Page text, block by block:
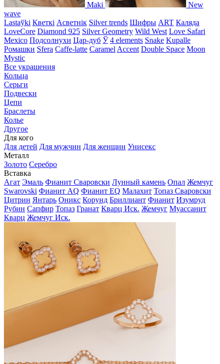
Maki
New
wave
Lastaўki Кветкі Асветнiк Silver trends Шифры ART Каляда
LoveCore Diamond 925 Silver Geometry Wild West Love Safari
Mexico Подсолнухи Цар-дуб Ў 4 elements Snake Kupalle
Ромашки Sfera Caffe-latte Caramel Accent Double Space Moon
Mystic
Все украшения
Кольца
Серьги
Подвески
Цепи
Браслеты
Колье
Другое
Для кого
Для детей Для мужчин Для женщин Унисекс
Металл
Золото Серебро
Вставка
Агат Эмаль Фианит Сваровски Лунный камень Опал Жемчуг
Swarovski Фианит AQ Фианит EQ Малахит Топаз Сваровски
Цитрин Янтарь Оникс Корунд Бриллиант Фианит Изумруд
Рубин Сапфир Топаз Гранат Кварц Иск. Жемчуг Муассанит
Кварц Жемчуг Иск.